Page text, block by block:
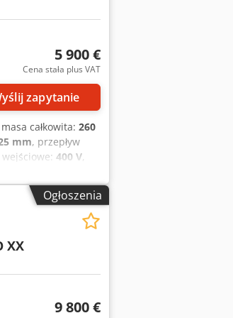
Szerokość płyty
DN 15 ! Cena za
5 900 €
Cena stała plus VAT
zapytanie
całkowita: 260
mm, przepływ
400 V,
z wirnikiem
KSB Model:
mechaniczne
obrotowa
z
Wydajność:
46,1 % NPSH:
metry Moc na
korpusu:
Ogłoszenia
XX
9 800 €